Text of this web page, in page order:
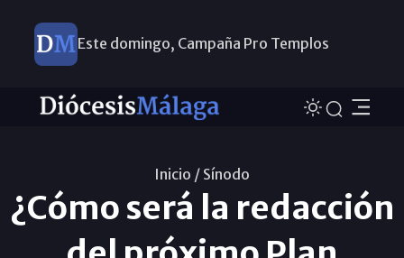
Este domingo, Campaña Pro Templos
Inicio / Sínodo
¿Cómo será la redacción